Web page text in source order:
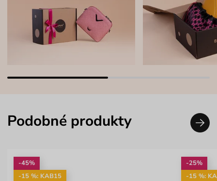
Podobné produkty
-45%
-15 %: KAB15
-25%
-15 %: